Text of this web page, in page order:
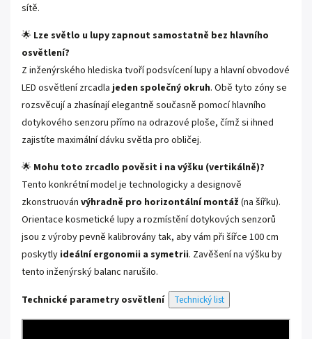
sítě.
🌟 Lze světlo u lupy zapnout samostatně bez hlavního
osvětlení?
Z inženýrského hlediska tvoří podsvícení lupy a hlavní obvodové
LED osvětlení zrcadla jeden společný okruh. Obě tyto zóny se
rozsvěcují a zhasínají elegantně současně pomocí hlavního
dotykového senzoru přímo na odrazové ploše, čímž si ihned
zajistíte maximální dávku světla pro obličej.
🌟 Mohu toto zrcadlo pověsit i na výšku (vertikálně)?
Tento konkrétní model je technologicky a designově
zkonstruován výhradně pro horizontální montáž (na šířku).
Orientace kosmetické lupy a rozmístění dotykových senzorů
jsou z výroby pevně kalibrovány tak, aby vám při šířce 100 cm
poskytly ideální ergonomii a symetrii. Zavěšení na výšku by
tento inženýrský balanc narušilo.
Technické parametry osvětlení
Technický list